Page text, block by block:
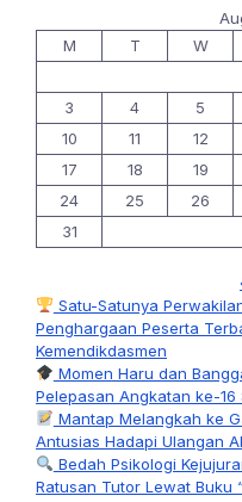
M
T W
3
4 5
10
11 12
17
18 19
24
25 26
31
Satu-Satunya
Penghargaan Peserta
Kemendikdasmen
Momen Haru dan
Pelepasan Angkatan ke-16
Mantap Melangkah ke
Antusias Hadapi Ulangan
Bedah Psikologi
Ratusan Tutor Lewat Buku